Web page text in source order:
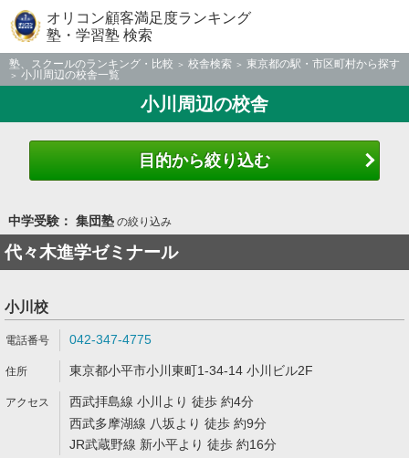
オリコン顧客満足度ランキング
塾・学習塾 検索
塾、スクールのランキング・比較 校舎検索
東京都の駅・市区町村から探す
小川周辺の校舎一覧
小川周辺の校舎
目的から絞り込む
中学受験： 集団塾の絞り込み
代々木進学ゼミナール
小川校
042-347-4775
東京都小平市小川東町1-34-14 小川ビル2F
西武拝島線 小川より 徒歩 約4分
西武多摩湖線 八坂より 徒歩 約9分
JR武蔵野線 新小平より 徒歩 約16分